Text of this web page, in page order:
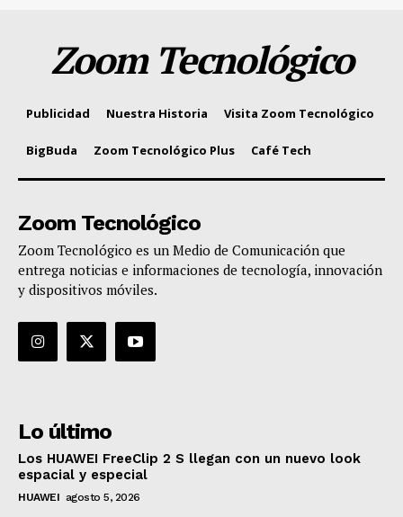
Zoom Tecnológico
Publicidad Nuestra Historia Visita Zoom Tecnológico
BigBuda Zoom Tecnológico Plus Café Tech
Zoom Tecnológico
Zoom Tecnológico es un Medio de Comunicación que
entrega noticias e informaciones de tecnología, innovación
y dispositivos móviles.
Lo último
Los HUAWEI FreeClip 2 S llegan con un nuevo look
espacial y especial
HUAWEI agosto 5, 2026